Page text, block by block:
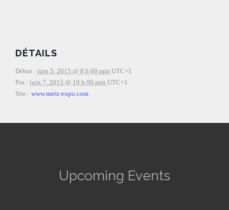
DÉTAILS
Début : juin 5, 2015 @ 8 h 00 min UTC+1
Fin : juin 7, 2015 @ 19 h 00 min UTC+1
Site : www.metz-expo.com
Upcoming Events